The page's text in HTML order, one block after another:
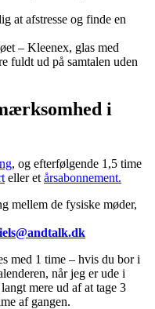
at afstresse og finde en
– Kleenex, glas med
fuldt ud på samtalen uden
i
, og efterfølgende 1,5 time
eller et årsabonnement.
mellem de fysiske møder,
med 1 time – hvis du bor i
når jeg er ude i
mere ud af at tage 3
af gangen.